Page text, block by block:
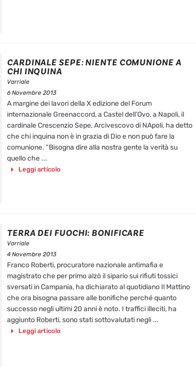
CARDINALE SEPE: NIENTE COMUNIONE A
CHI INQUINA
Varriale
6 Novembre 2013
A margine dei lavori della X edizione del Forum
internazionale Greenaccord, a Castel dell’Ovo, a Napoli, il
cardinale Crescenzio Sepe, Arcivescovo di NApoli, ha detto
che chi inquina non è in grazia di Dio e non può fare la
comunione. “Bisogna dire alla nostra gente la verità su
quello che ...
Leggi articolo
TERRA DEI FUOCHI: BONIFICARE
Varriale
4 Novembre 2013
Franco Roberti, procuratore nazionale antimafia e
magistrato che per primo alzò il sipario sui rifiuti tossici
sversati in Campania, ha dichiarato al quotidiano Il Mattino
che ora bisogna passare alle bonifiche perché quanto
successo negli ultimi 20 anni è noto. I traffici illeciti, ha
aggiunto Roberti, sono stati sottovalutati negli ...
Leggi articolo